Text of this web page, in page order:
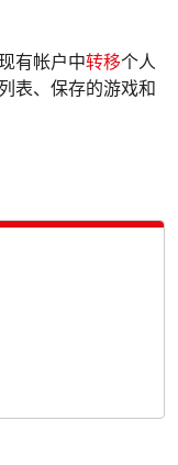
有帐户中转移个人
表、保存的游戏和